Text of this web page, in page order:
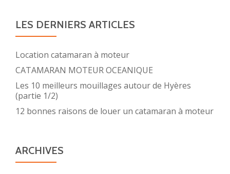
LES DERNIERS ARTICLES
Location catamaran à moteur
CATAMARAN MOTEUR OCEANIQUE
Les 10 meilleurs mouillages autour de Hyères
(partie 1/2)
12 bonnes raisons de louer un catamaran à moteur
ARCHIVES